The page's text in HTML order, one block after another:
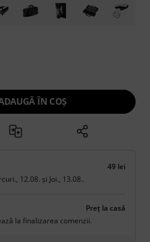
ÎN COŞ
49 lei
12.08. și Joi., 13.08..
Preț la casă
la finalizarea comenzii.